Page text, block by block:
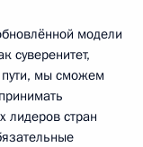
модели
суверенитет,
пути, мы сможем
лидеров стран